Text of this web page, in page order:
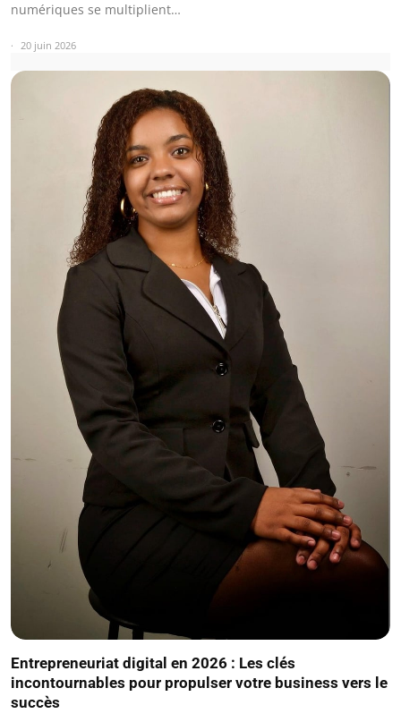
numériques se multiplient…
20 juin 2026
Entrepreneuriat digital en 2026 : Les clés
incontournables pour propulser votre business vers le
succès